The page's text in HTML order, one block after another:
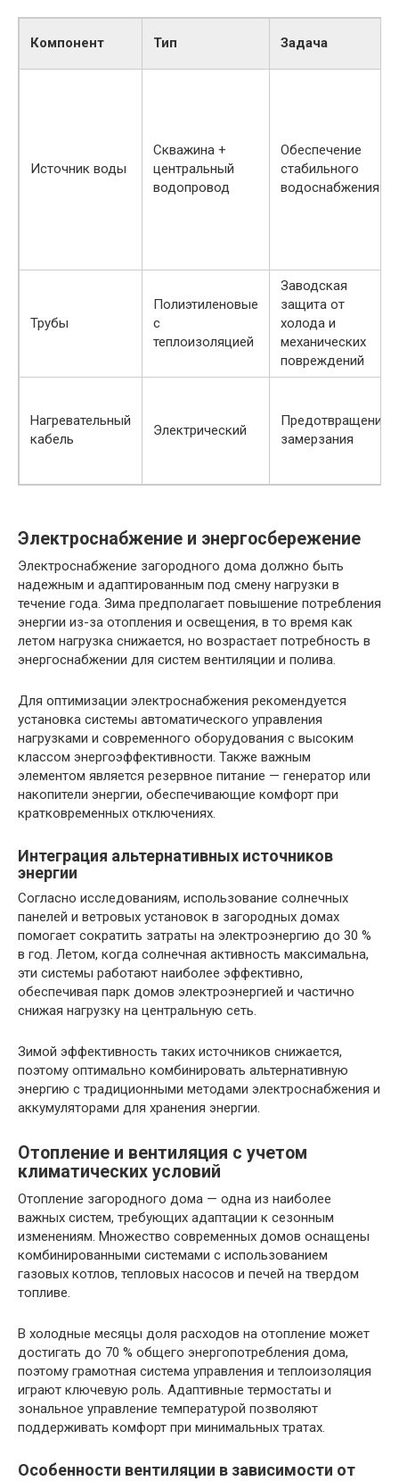
Компонент Тип Задача
Источник воды
Скважина +
центральный
водопровод
Обеспечение
стабильного
водоснабжения
Трубы
Полиэтиленовые
с
теплоизоляцией
Заводская
защита от
холода и
механических
повреждений
Нагревательный
кабель
Электрический
Предотвращение
замерзания
Электроснабжение и энергосбережение
Электроснабжение загородного дома должно быть
надежным и адаптированным под смену нагрузки в
течение года. Зима предполагает повышение потребления
энергии из-за отопления и освещения, в то время как
летом нагрузка снижается, но возрастает потребность в
энергоснабжении для систем вентиляции и полива.
Для оптимизации электроснабжения рекомендуется
установка системы автоматического управления
нагрузками и современного оборудования с высоким
классом энергоэффективности. Также важным
элементом является резервное питание — генератор или
накопители энергии, обеспечивающие комфорт при
кратковременных отключениях.
Интеграция альтернативных источников
энергии
Согласно исследованиям, использование солнечных
панелей и ветровых установок в загородных домах
помогает сократить затраты на электроэнергию до 30 %
в год. Летом, когда солнечная активность максимальна,
эти системы работают наиболее эффективно,
обеспечивая парк домов электроэнергией и частично
снижая нагрузку на центральную сеть.
Зимой эффективность таких источников снижается,
поэтому оптимально комбинировать альтернативную
энергию с традиционными методами электроснабжения и
аккумуляторами для хранения энергии.
Отопление и вентиляция с учетом
климатических условий
Отопление загородного дома — одна из наиболее
важных систем, требующих адаптации к сезонным
изменениям. Множество современных домов оснащены
комбинированными системами с использованием
газовых котлов, тепловых насосов и печей на твердом
топливе.
В холодные месяцы доля расходов на отопление может
достигать до 70 % общего энергопотребления дома,
поэтому грамотная система управления и теплоизоляция
играют ключевую роль. Адаптивные термостаты и
зональное управление температурой позволяют
поддерживать комфорт при минимальных тратах.
Особенности вентиляции в зависимости от